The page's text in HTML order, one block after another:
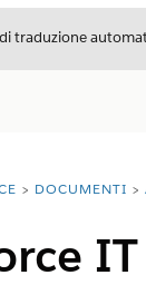
traduzione
DOCUMENTI